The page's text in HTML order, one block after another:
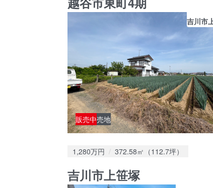
販売中売地
吉川市
吉川市上笹塚
価格：
1,280万円 土地面積：
372.58㎡（112.7坪）